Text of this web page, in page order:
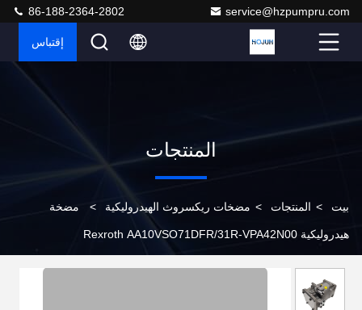
service@hzpumpru.com
86-188-2364-2802
إقتباس
المنتجات
بيت > المنتجات > مضخات ريكسروث الهيدروليكية > مضخة
هيدروليكية Rexroth AA10VSO71DFR/31R-VPA42N00